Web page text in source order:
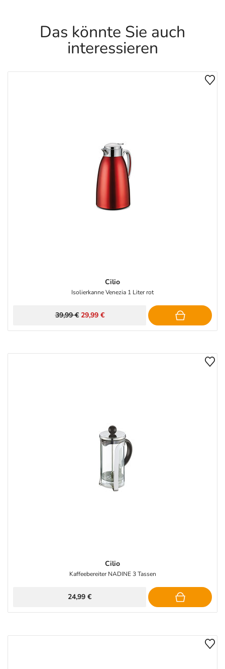
Das könnte Sie auch
interessieren
Cilio
Isolierkanne Venezia 1 Liter rot
39,99 € 29,99 €
Cilio
Kaffeebereiter NADINE 3 Tassen
24,99 €